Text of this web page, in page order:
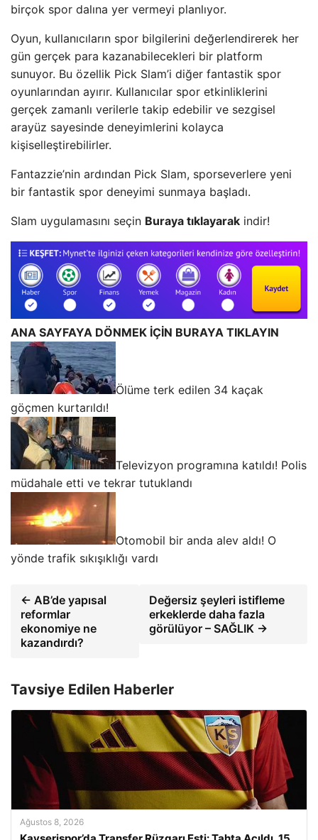
birçok spor dalına yer vermeyi planlıyor.
Oyun, kullanıcıların spor bilgilerini değerlendirerek her
gün gerçek para kazanabilecekleri bir platform
sunuyor. Bu özellik Pick Slam’i diğer fantastik spor
oyunlarından ayırır. Kullanıcılar spor etkinliklerini
gerçek zamanlı verilerle takip edebilir ve sezgisel
arayüz sayesinde deneyimlerini kolayca
kişiselleştirebilirler.
Fantazzie’nin ardından Pick Slam, sporseverlere yeni
bir fantastik spor deneyimi sunmaya başladı.
Slam uygulamasını seçin Buraya tıklayarak indir!
ANA SAYFAYA DÖNMEK İÇİN BURAYA TIKLAYIN
Ölüme terk edilen 34 kaçak
göçmen kurtarıldı!
Televizyon programına katıldı! Polis
müdahale etti ve tekrar tutuklandı
Otomobil bir anda alev aldı! O
yönde trafik sıkışıklığı vardı
← AB’de yapısal
reformlar
ekonomiye ne
kazandırdı?
Değersiz şeyleri istifleme
erkeklerde daha fazla
görülüyor – SAĞLIK →
Tavsiye Edilen Haberler
Ağustos 8, 2026